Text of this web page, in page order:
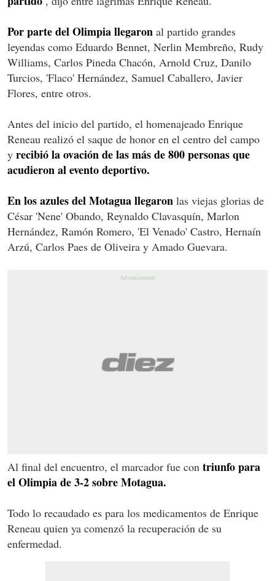
Por parte del Olimpia llegaron al partido grandes
leyendas como Eduardo Bennet, Nerlin Membreño, Rudy
Williams, Carlos Pineda Chacón, Arnold Cruz, Danilo
Turcios, 'Flaco' Hernández, Samuel Caballero, Javier
Flores, entre otros.
Antes del inicio del partido, el homenajeado Enrique
Reneau realizó el saque de honor en el centro del campo
y recibió la ovación de las más de 800 personas que
acudieron al evento deportivo.
En los azules del Motagua llegaron las viejas glorias de
César 'Nene' Obando, Reynaldo Clavasquín, Marlon
Hernández, Ramón Romero, 'El Venado' Castro, Hernaín
Arzú, Carlos Paes de Oliveira y Amado Guevara.
Al final del encuentro, el marcador fue con triunfo para
el Olimpia de 3-2 sobre Motagua.
Todo lo recaudado es para los medicamentos de Enrique
Reneau quien ya comenzó la recuperación de su
enfermedad.